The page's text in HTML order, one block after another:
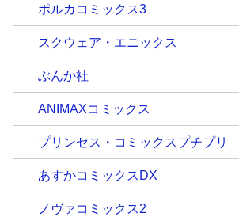
ポルカコミックス3
スクウェア・エニックス
ぶんか社
ANIMAXコミックス
プリンセス・コミックスプチプリ
あすかコミックスDX
ノヴァコミックス2